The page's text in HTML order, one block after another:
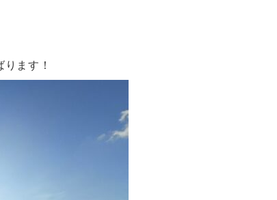
ます！